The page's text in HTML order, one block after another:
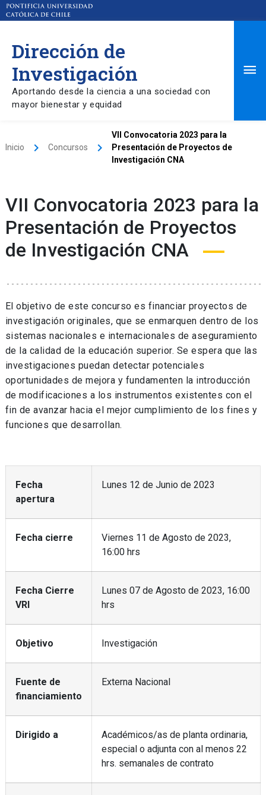
Dirección de
Investigación
Aportando desde la ciencia a una sociedad con
mayor bienestar y equidad
Inicio keyboard_arrow_right Concursos keyboard_arrow_right
VII Convocatoria 2023 para la
Presentación de Proyectos de
Investigación CNA
VII Convocatoria 2023 para la
Presentación de Proyectos
de Investigación CNA
El objetivo de este concurso es financiar proyectos de
investigación originales, que se enmarquen dentro de los
sistemas nacionales e internacionales de aseguramiento
de la calidad de la educación superior. Se espera que las
investigaciones puedan detectar potenciales
oportunidades de mejora y fundamenten la introducción
de modificaciones a los instrumentos existentes con el
fin de avanzar hacia el mejor cumplimiento de los fines y
funciones que desarrollan.
Fecha
apertura
Lunes 12 de Junio de 2023
Fecha cierre
Viernes 11 de Agosto de 2023,
16:00 hrs
Fecha Cierre
VRI
Lunes 07 de Agosto de 2023, 16:00
hrs
Objetivo Investigación
Fuente de
financiamiento
Externa Nacional
Dirigido a
Académicos/as de planta ordinaria,
especial o adjunta con al menos 22
hrs. semanales de contrato